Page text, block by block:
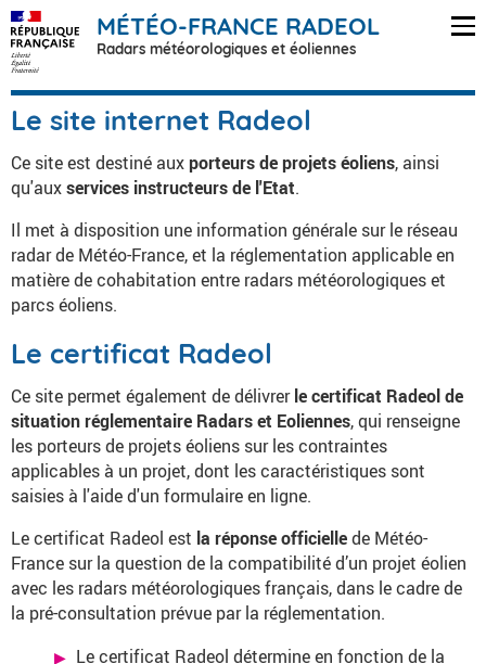
MÉTÉO-FRANCE RADEOL
Radars météorologiques et éoliennes
Le site internet Radeol
Ce site est destiné auxporteurs de projets éoliens, ainsi
qu'auxservices instructeurs de l'Etat.
Il met à disposition une information générale sur le réseau
radar de Météo-France, et la réglementation applicable en
matière de cohabitation entre radars météorologiques et
parcs éoliens.
Le certificat Radeol
Ce site permet également de délivrerle certificat Radeol de
situation réglementaire Radars et Eoliennes, qui renseigne
les porteurs de projets éoliens sur les contraintes
applicables à un projet, dont les caractéristiques sont
saisies à l'aide d'un formulaire en ligne.
Le certificat Radeol est la réponse officiellede Météo-
France sur la question de la compatibilité d’un projet éolien
avec les radars météorologiques français, dans le cadre de
la pré-consultation prévue par la réglementation.
Le certificat Radeol détermine en fonction de la